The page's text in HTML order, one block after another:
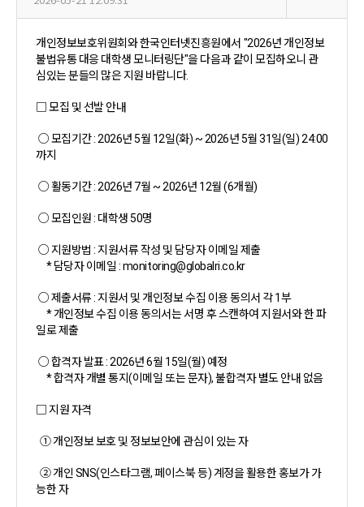
개인정보보호위원회와 한국인터넷진흥원에서 "2026년 개인정보
불법유통 대응 대학생 모니터링단"을 다음과 같이 모집하오니 관
심있는 분들의 많은 지원 바랍니다.
□ 모집 및 선발 안내
○ 모집기간 : 2026년 5월 12일(화) ~ 2026년 5월 31일(일) 24:00
까지
○ 활동기간 : 2026년 7월 ~ 2026년 12월 (6개월)
○ 모집인원 : 대학생 50명
○ 지원방법 : 지원서류 작성 및 담당자 이메일 제출
* 담당자 이메일 : monitoring@globalri.co.kr
○ 제출서류 : 지원서 및 개인정보 수집 이용 동의서 각 1부
* 개인정보 수집 이용 동의서는 서명 후 스캔하여 지원서와 한 파
일로 제출
○ 합격자 발표 : 2026년 6월 15일(월) 예정
* 합격자 개별 통지(이메일 또는 문자), 불합격자 별도 안내 없음
□ 지원 자격
① 개인정보 보호 및 정보보안에 관심이 있는 자
② 개인 SNS(인스타그램, 페이스북 등) 계정을 활용한 홍보가 가
능한 자